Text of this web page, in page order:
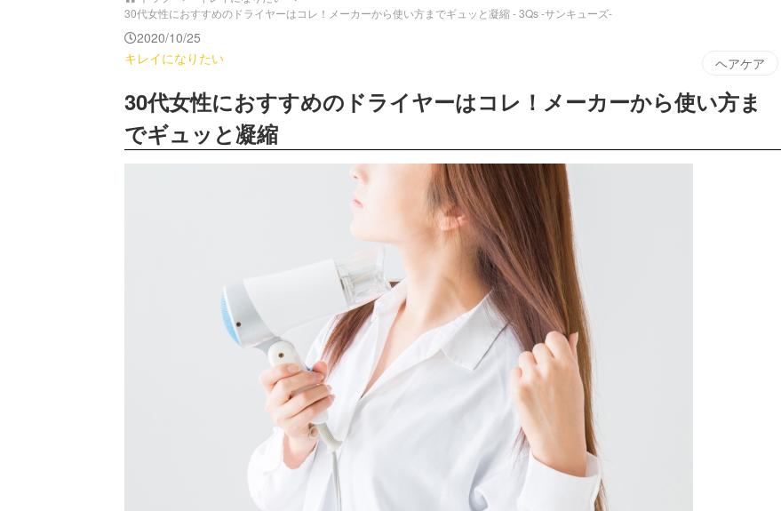
30代女性におすすめのドライヤーはコレ！メーカーから使い方までギュッと凝縮 - 3Qs -サンキューズ-
2020/10/25
キレイになりたい ヘアケア
30代女性におすすめのドライヤーはコレ！メーカーから使い方ま
でギュッと凝縮